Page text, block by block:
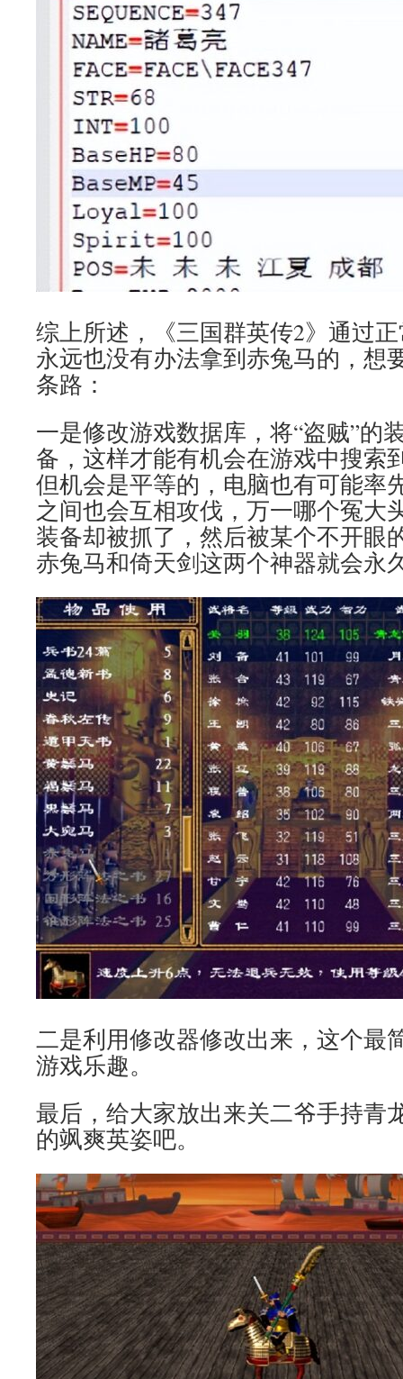
综上所述，《三国群英传2》通过
永远也没有办法拿到赤兔马的，想
条路：
一是修改游戏数据库，将“盗贼”的
备，这样才能有机会在游戏中搜索
但机会是平等的，电脑也有可能率
之间也会互相攻伐，万一哪个冤大
装备却被抓了，然后被某个不开眼
赤兔马和倚天剑这两个神器就会
二是利用修改器修改出来，这个最
游戏乐趣。
最后，给大家放出来关二爷手持青
的飒爽英姿吧。